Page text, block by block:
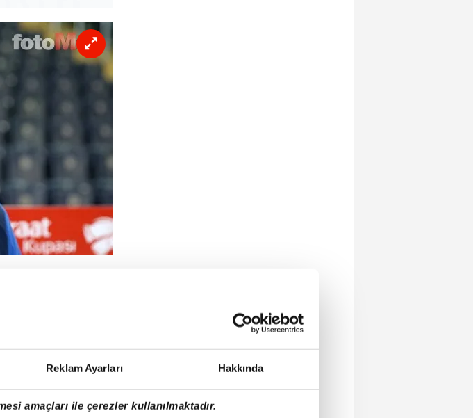
Reklam Ayarları Hakkında
amaçları ile çerezler kullanılmaktadır.
istemeyen
olarak göze